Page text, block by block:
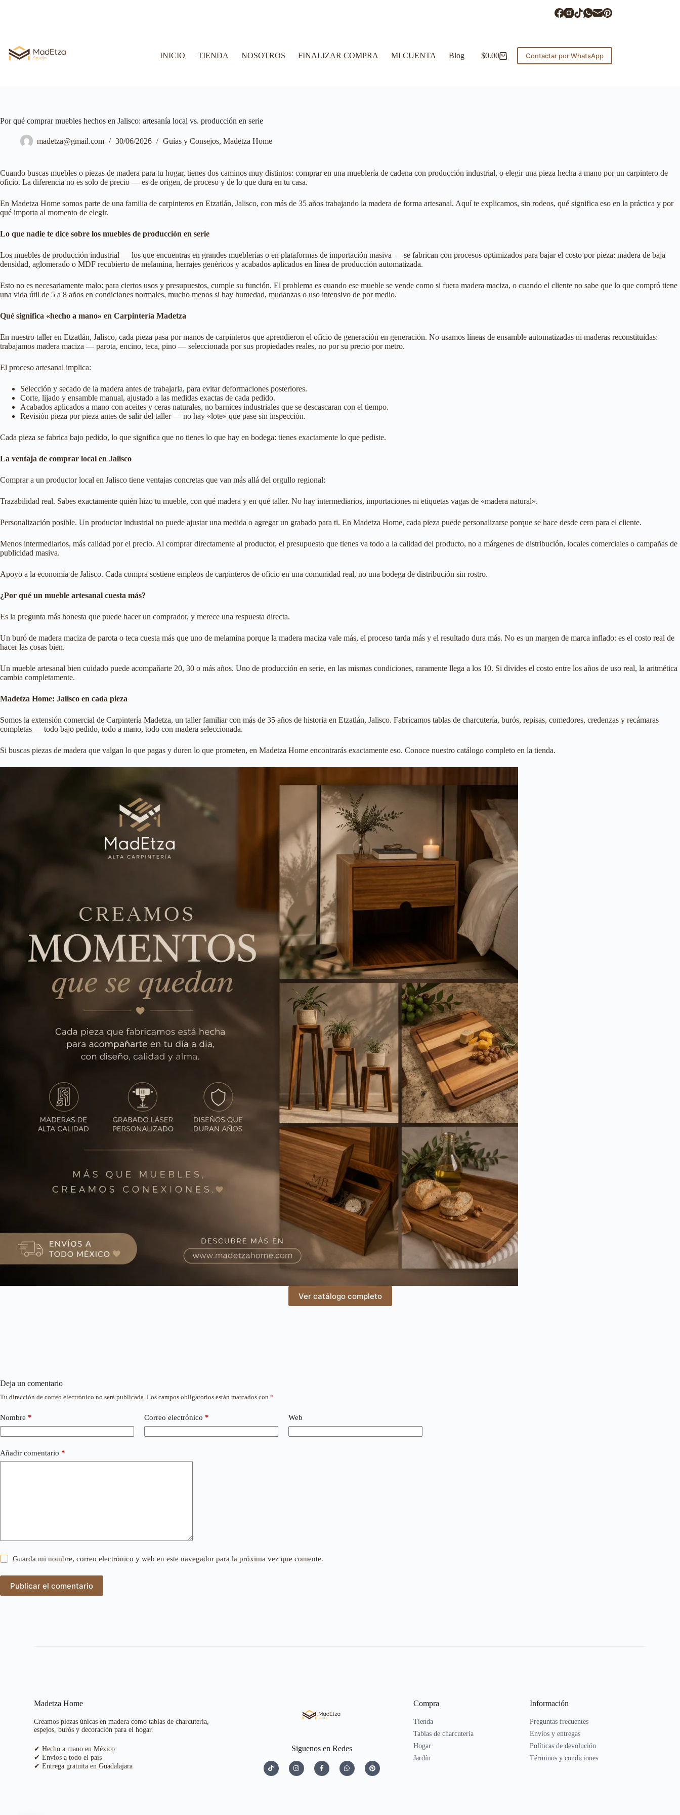
INICIO TIENDA NOSOTROS FINALIZAR COMPRA MI CUENTA Blog $0.00 Contactar por WhatsApp
Por qué comprar muebles hechos en Jalisco: artesanía local vs. producción en serie
madetza@gmail.com 30/06/2026 Guías y Consejos, Madetza Home
Cuando buscas muebles o piezas de madera para tu hogar, tienes dos caminos muy distintos: comprar en una mueblería de cadena con producción industrial, o elegir una pieza hecha a mano por un carpintero de
oficio. La diferencia no es solo de precio — es de origen, de proceso y de lo que dura en tu casa.
En Madetza Home somos parte de una familia de carpinteros en Etzatlán, Jalisco, con más de 35 años trabajando la madera de forma artesanal. Aquí te explicamos, sin rodeos, qué significa eso en la práctica y por
qué importa al momento de elegir.
Lo que nadie te dice sobre los muebles de producción en serie
Los muebles de producción industrial — los que encuentras en grandes mueblerías o en plataformas de importación masiva — se fabrican con procesos optimizados para bajar el costo por pieza: madera de baja
densidad, aglomerado o MDF recubierto de melamina, herrajes genéricos y acabados aplicados en línea de producción automatizada.
Esto no es necesariamente malo: para ciertos usos y presupuestos, cumple su función. El problema es cuando ese mueble se vende como si fuera madera maciza, o cuando el cliente no sabe que lo que compró tiene
una vida útil de 5 a 8 años en condiciones normales, mucho menos si hay humedad, mudanzas o uso intensivo de por medio.
Qué significa «hecho a mano» en Carpintería Madetza
En nuestro taller en Etzatlán, Jalisco, cada pieza pasa por manos de carpinteros que aprendieron el oficio de generación en generación. No usamos líneas de ensamble automatizadas ni maderas reconstituidas:
trabajamos madera maciza — parota, encino, teca, pino — seleccionada por sus propiedades reales, no por su precio por metro.
El proceso artesanal implica:
Selección y secado de la madera antes de trabajarla, para evitar deformaciones posteriores.
Corte, lijado y ensamble manual, ajustado a las medidas exactas de cada pedido.
Acabados aplicados a mano con aceites y ceras naturales, no barnices industriales que se descascaran con el tiempo.
Revisión pieza por pieza antes de salir del taller — no hay «lote» que pase sin inspección.
Cada pieza se fabrica bajo pedido, lo que significa que no tienes lo que hay en bodega: tienes exactamente lo que pediste.
La ventaja de comprar local en Jalisco
Comprar a un productor local en Jalisco tiene ventajas concretas que van más allá del orgullo regional:
Trazabilidad real. Sabes exactamente quién hizo tu mueble, con qué madera y en qué taller. No hay intermediarios, importaciones ni etiquetas vagas de «madera natural».
Personalización posible. Un productor industrial no puede ajustar una medida o agregar un grabado para ti. En Madetza Home, cada pieza puede personalizarse porque se hace desde cero para el cliente.
Menos intermediarios, más calidad por el precio. Al comprar directamente al productor, el presupuesto que tienes va todo a la calidad del producto, no a márgenes de distribución, locales comerciales o campañas de
publicidad masiva.
Apoyo a la economía de Jalisco. Cada compra sostiene empleos de carpinteros de oficio en una comunidad real, no una bodega de distribución sin rostro.
¿Por qué un mueble artesanal cuesta más?
Es la pregunta más honesta que puede hacer un comprador, y merece una respuesta directa.
Un buró de madera maciza de parota o teca cuesta más que uno de melamina porque la madera maciza vale más, el proceso tarda más y el resultado dura más. No es un margen de marca inflado: es el costo real de
hacer las cosas bien.
Un mueble artesanal bien cuidado puede acompañarte 20, 30 o más años. Uno de producción en serie, en las mismas condiciones, raramente llega a los 10. Si divides el costo entre los años de uso real, la aritmética
cambia completamente.
Madetza Home: Jalisco en cada pieza
Somos la extensión comercial de Carpintería Madetza, un taller familiar con más de 35 años de historia en Etzatlán, Jalisco. Fabricamos tablas de charcutería, burós, repisas, comedores, credenzas y recámaras
completas — todo bajo pedido, todo a mano, todo con madera seleccionada.
Si buscas piezas de madera que valgan lo que pagas y duren lo que prometen, en Madetza Home encontrarás exactamente eso. Conoce nuestro catálogo completo en la tienda.
Ver catálogo completo
Deja un comentario
Tu dirección de correo electrónico no será publicada. Los campos obligatorios están marcados con *
Nombre * Correo electrónico * Web
Añadir comentario *
Guarda mi nombre, correo electrónico y web en este navegador para la próxima vez que comente.
Publicar el comentario
Madetza Home
Creamos piezas únicas en madera como tablas de charcutería,
espejos, burós y decoración para el hogar.
✔ Hecho a mano en México
✔ Envíos a todo el país
✔ Entrega gratuita en Guadalajara
Siguenos en Redes
Compra
Tienda
Tablas de charcutería
Hogar
Jardín
Información
Preguntas frecuentes
Envíos y entregas
Políticas de devolución
Términos y condiciones